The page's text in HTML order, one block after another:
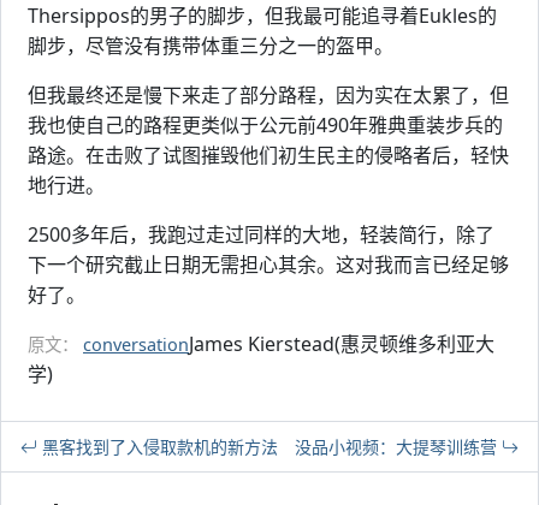
Thersippos的男子的脚步，但我最可能追寻着Eukles的
脚步，尽管没有携带体重三分之一的盔甲。
但我最终还是慢下来走了部分路程，因为实在太累了，但
我也使自己的路程更类似于公元前490年雅典重装步兵的
路途。在击败了试图摧毁他们初生民主的侵略者后，轻快
地行进。
2500多年后，我跑过走过同样的大地，轻装简行，除了
下一个研究截止日期无需担心其余。这对我而言已经足够
好了。
原文： conversationJames Kierstead(惠灵顿维多利亚大
学)
黑客找到了入侵取款机的新方法 没品小视频：大提琴训练营